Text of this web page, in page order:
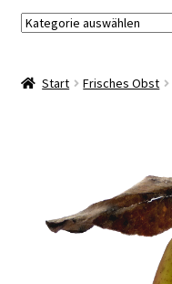
Vertrag widerrufen
Kategorie
Start Frisches Obst